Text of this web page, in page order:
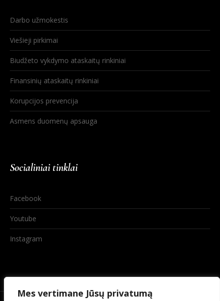
Mes vertimane Jūsų privatumą
Darbo užmokestis
Viešieji pirkimai
Biudžeto vykdymo ataskaitų rinkiniai
Finansinių ataskaitų rinkiniai
Korupcijos prevencija
Asmens duomenų apsauga
Socialiniai tinklai
Facebook
Youtube
Instagram